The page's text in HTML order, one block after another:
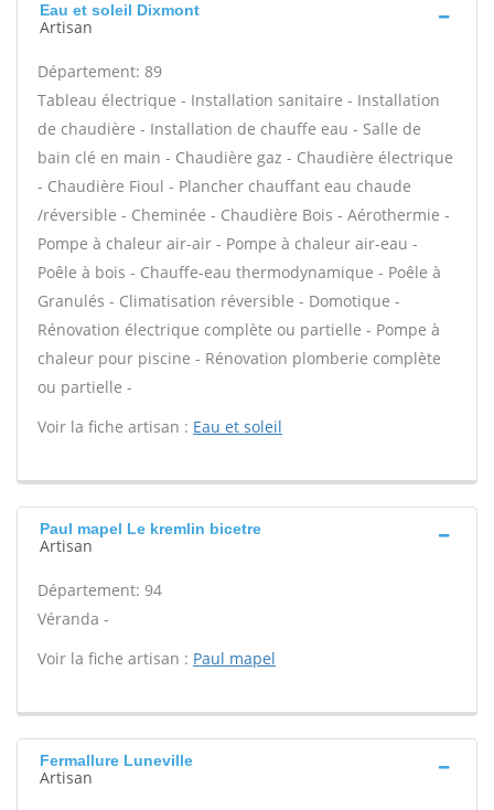
Eau et soleil Dixmont
Artisan
Département: 89
Tableau électrique - Installation sanitaire - Installation
de chaudière - Installation de chauffe eau - Salle de
bain clé en main - Chaudière gaz - Chaudière électrique
- Chaudière Fioul - Plancher chauffant eau chaude
/réversible - Cheminée - Chaudière Bois - Aérothermie -
Pompe à chaleur air-air - Pompe à chaleur air-eau -
Poêle à bois - Chauffe-eau thermodynamique - Poêle à
Granulés - Climatisation réversible - Domotique -
Rénovation électrique complète ou partielle - Pompe à
chaleur pour piscine - Rénovation plomberie complète
ou partielle -
Voir la fiche artisan : Eau et soleil
Paul mapel Le kremlin bicetre
Artisan
Département: 94
Véranda -
Voir la fiche artisan : Paul mapel
Fermallure Luneville
Artisan